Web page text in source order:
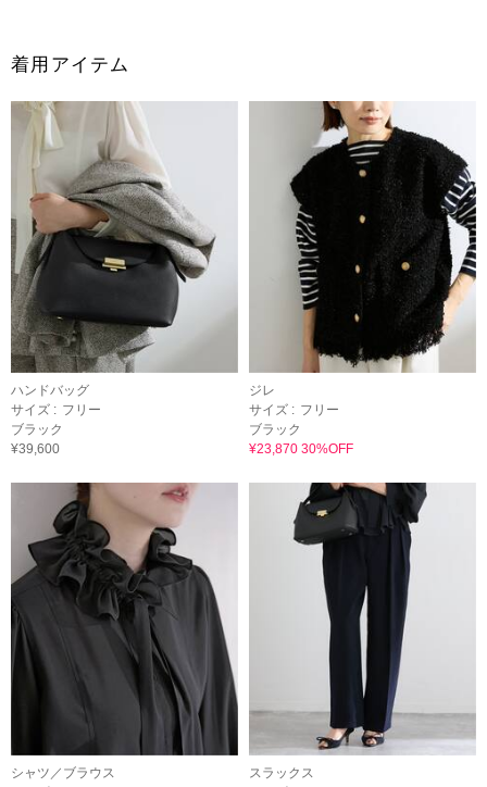
着用アイテム
ハンドバッグ
サイズ : フリー
ブラック
¥39,600
ジレ
サイズ : フリー
ブラック
¥23,870 30%OFF
シャツ／ブラウス
スラックス